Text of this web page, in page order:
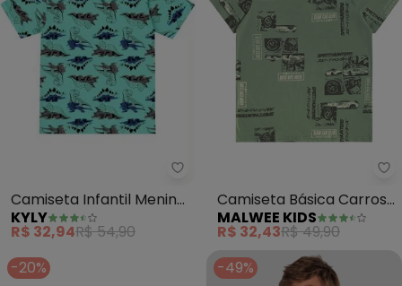
Kyly - Camiseta Infantil
Camiseta Infantil Menino
(Verde)
KYLY
R$ 32,94R$ 54,90
Camiseta Básica Carros
(Verde)
MALWEE KIDS
R$ 32,43R$ 49,90
-20%
-49%